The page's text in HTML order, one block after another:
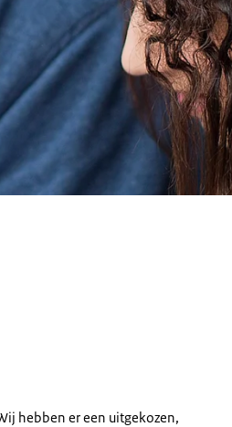
hebben er een uitgekozen,